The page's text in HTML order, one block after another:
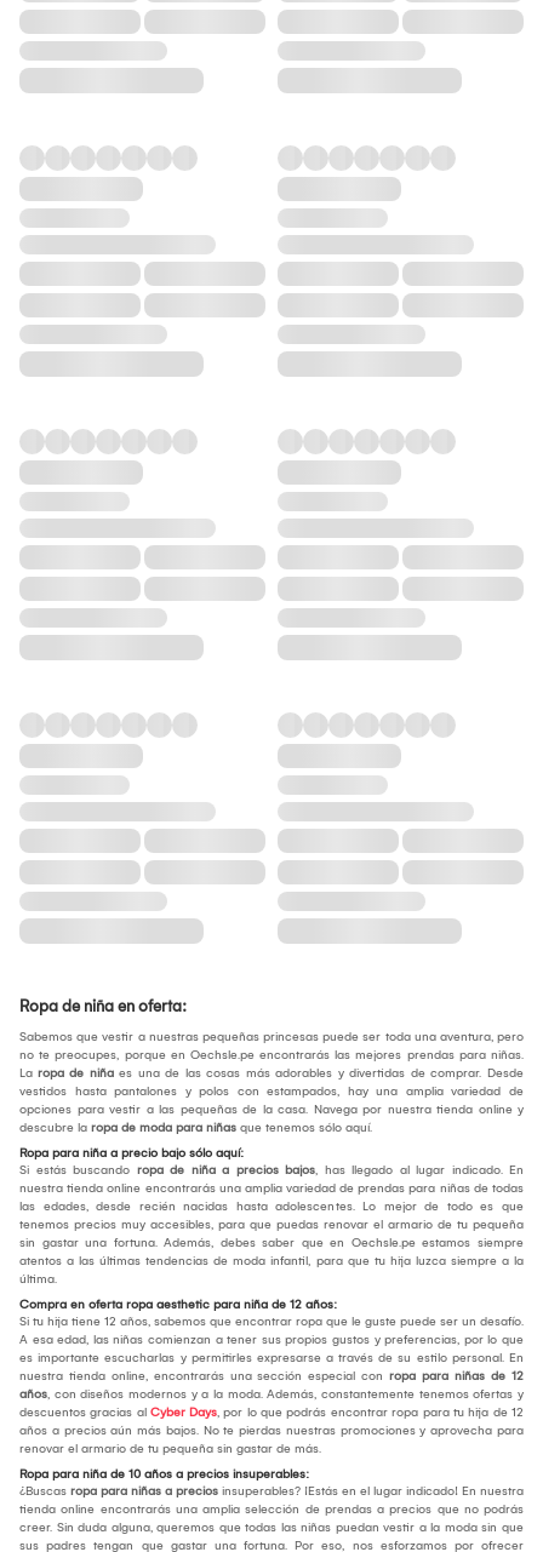
Ropa de niña en oferta:
Sabemos que vestir a nuestras pequeñas princesas puede ser toda una aventura, pero
no te preocupes, porque en Oechsle.pe encontrarás las mejores prendas para niñas.
La ropa de niña es una de las cosas más adorables y divertidas de comprar. Desde
vestidos hasta pantalones y polos con estampados, hay una amplia variedad de
opciones para vestir a las pequeñas de la casa. Navega por nuestra tienda online y
descubre la ropa de moda para niñas que tenemos sólo aquí.
Ropa para niña a precio bajo sólo aquí:
Si estás buscando ropa de niña a precios bajos, has llegado al lugar indicado. En
nuestra tienda online encontrarás una amplia variedad de prendas para niñas de todas
las edades, desde recién nacidas hasta adolescentes. Lo mejor de todo es que
tenemos precios muy accesibles, para que puedas renovar el armario de tu pequeña
sin gastar una fortuna. Además, debes saber que en Oechsle.pe estamos siempre
atentos a las últimas tendencias de moda infantil, para que tu hija luzca siempre a la
última.
Compra en oferta ropa aesthetic para niña de 12 años:
Si tu hija tiene 12 años, sabemos que encontrar ropa que le guste puede ser un desafío.
A esa edad, las niñas comienzan a tener sus propios gustos y preferencias, por lo que
es importante escucharlas y permitirles expresarse a través de su estilo personal. En
nuestra tienda online, encontrarás una sección especial con ropa para niñas de 12
años, con diseños modernos y a la moda. Además, constantemente tenemos ofertas y
descuentos gracias al Cyber Days, por lo que podrás encontrar ropa para tu hija de 12
años a precios aún más bajos. No te pierdas nuestras promociones y aprovecha para
renovar el armario de tu pequeña sin gastar de más.
Ropa para niña de 10 años a precios insuperables:
¿Buscas ropa para niñas a precios insuperables? ¡Estás en el lugar indicado! En nuestra
tienda online encontrarás una amplia selección de prendas a precios que no podrás
creer. Sin duda alguna, queremos que todas las niñas puedan vestir a la moda sin que
sus padres tengan que gastar una fortuna. Por eso, nos esforzamos por ofrecer